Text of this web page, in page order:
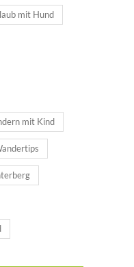
mit Hund
mit Kind